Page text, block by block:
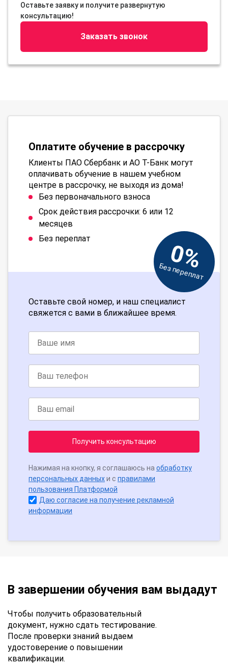
Оставьте заявку и получите развернутую
консультацию!
Заказать звонок
Оплатите обучение в рассрочку
Клиенты ПАО Сбербанк и АО Т-Банк могут
оплачивать обучение в нашем учебном
центре в рассрочку, не выходя из дома!
Без первоначального взноса
Срок действия рассрочки: 6 или 12
месяцев
Без переплат
0%
Без переплат
Оставьте свой номер, и наш специалист
свяжется с вами в ближайшее время.
Получить консультацию
Нажимая на кнопку, я соглашаюсь на обработку
персональных данныхи с правилами
пользования Платформой
Даю согласие на получение рекламной
информации
В завершении обучения вам выдадут
Чтобы получить образовательный
документ, нужно сдать тестирование.
После проверки знаний выдаем
удостоверение о повышении
квалификации.